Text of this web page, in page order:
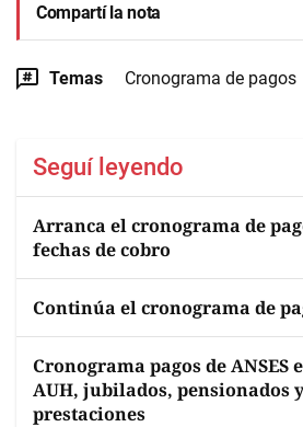
Compartí la nota
Temas Cronograma de pagos
Seguí leyendo
Arranca el cronograma de
fechas de cobro
Continúa el cronograma de
Cronograma pagos de ANSES
AUH, jubilados, pensionados
prestaciones